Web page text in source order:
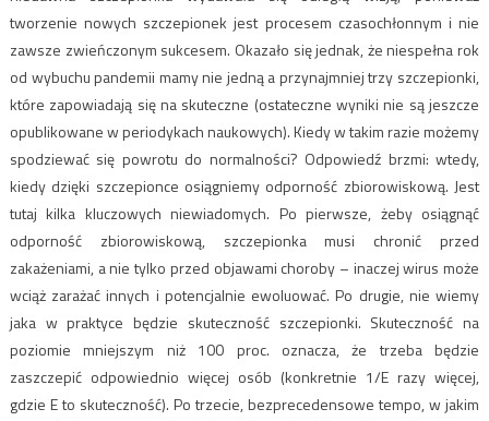
tworzenie nowych szczepionek jest procesem czasochłonnym i nie
zawsze zwieńczonym sukcesem. Okazało się jednak, że niespełna rok
od wybuchu pandemii mamy nie jedną a przynajmniej trzy szczepionki,
które zapowiadają się na skuteczne (ostateczne wyniki nie są jeszcze
opublikowane w periodykach naukowych). Kiedy w takim razie możemy
spodziewać się powrotu do normalności? Odpowiedź brzmi: wtedy,
kiedy dzięki szczepionce osiągniemy odporność zbiorowiskową. Jest
tutaj kilka kluczowych niewiadomych. Po pierwsze, żeby osiągnąć
odporność zbiorowiskową, szczepionka musi chronić przed
zakażeniami, a nie tylko przed objawami choroby – inaczej wirus może
wciąż zarażać innych i potencjalnie ewoluować. Po drugie, nie wiemy
jaka w praktyce będzie skuteczność szczepionki. Skuteczność na
poziomie mniejszym niż 100 proc. oznacza, że trzeba będzie
zaszczepić odpowiednio więcej osób (konkretnie 1/E razy więcej,
gdzie E to skuteczność). Po trzecie, bezprecedensowe tempo, w jakim